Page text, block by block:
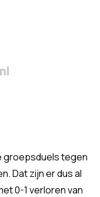
groepsduels tegen
Dat zijn er dus al
0-1 verloren van